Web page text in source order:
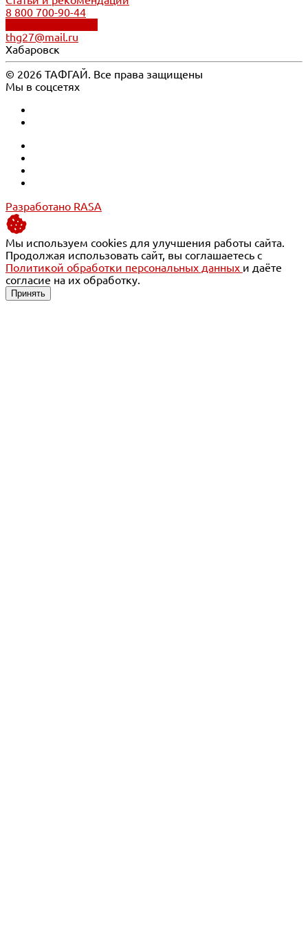
8 800 700-90-44
thg27@mail.ru
Хабаровск
© 2026 ТАФГАЙ. Все права защищены
Мы в соцсетях
Разработано RASA
Мы используем cookies для улучшения работы сайта.
Продолжая использовать сайт, вы соглашаетесь с
Политикой обработки персональных данных и даёте
согласие на их обработку.
Принять